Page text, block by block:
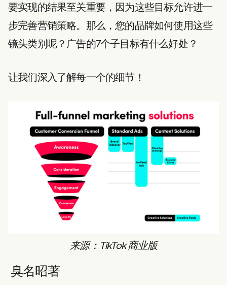
要实现的结果至关重要，因为这些目标允许进一
步完善营销策略。那么，您的品牌如何使用这些
镜头类别呢？广告的7个子目标有什么好处？
让我们深入了解每一个的细节！
来源：TikTok 商业版
臭名昭著